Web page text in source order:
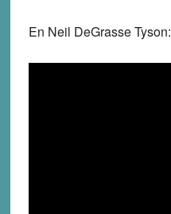
En Neil DeGrasse Tyson: